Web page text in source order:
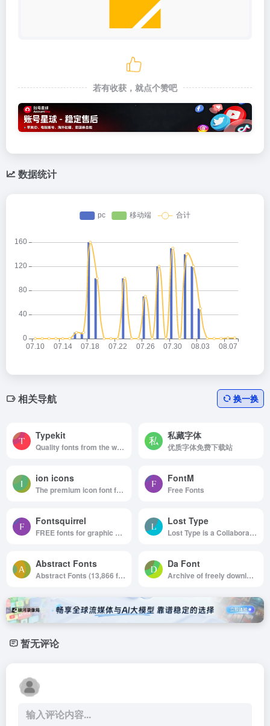
若有收获，就点个赞吧
数据统计
相关导航 换一换
Typekit
Quality fonts from the world’s best foundries.
私藏字体
优质字体免费下载站
ion icons
The premium icon font for Ionic Framework
FontM
Free Fonts
Fontsquirrel
FREE fonts for graphic designers
Lost Type
Lost Type is a Collaborative Digital Type Foundry
Abstract Fonts
Abstract Fonts (13,866 free fonts)
Da Font
Archive of freely downloadable fonts.
暂无评论